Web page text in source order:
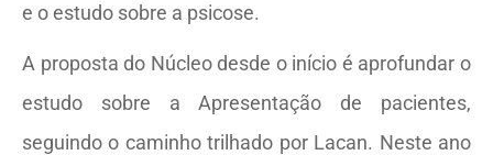
e o estudo sobre a psicose.
A proposta do Núcleo desde o início é aprofundar o
estudo sobre a Apresentação de pacientes,
seguindo o caminho trilhado por Lacan. Neste ano